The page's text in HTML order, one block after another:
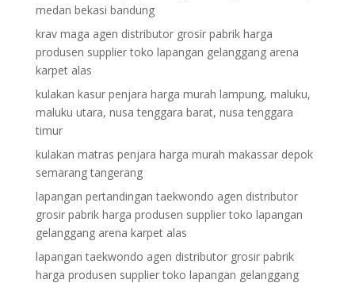
medan bekasi bandung
krav maga agen distributor grosir pabrik harga
produsen supplier toko lapangan gelanggang arena
karpet alas
kulakan kasur penjara harga murah lampung, maluku,
maluku utara, nusa tenggara barat, nusa tenggara
timur
kulakan matras penjara harga murah makassar depok
semarang tangerang
lapangan pertandingan taekwondo agen distributor
grosir pabrik harga produsen supplier toko lapangan
gelanggang arena karpet alas
lapangan taekwondo agen distributor grosir pabrik
harga produsen supplier toko lapangan gelanggang